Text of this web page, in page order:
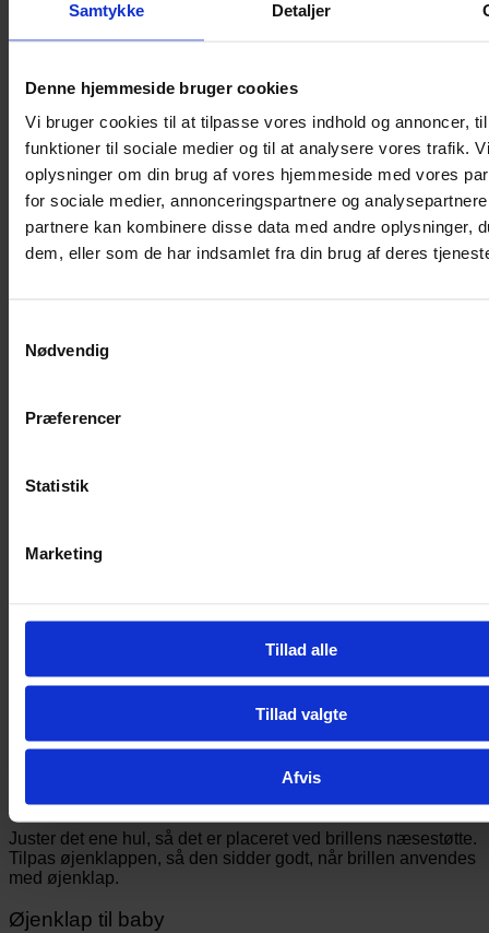
Samtykke Detaljer
Denne hjemmeside bruger cookies
Vi bruger cookies til at tilpasse vores indhold og annoncer,
funktioner til sociale medier og til at analysere vores trafik.
oplysninger om din brug af vores hjemmeside med vores
for sociale medier, annonceringspartnere og
partnere kan kombinere disse data med andre oplysninger,
dem, eller som de har indsamlet fra din brug af deres
Nødvendig
Præferencer
Statistik
Marketing
Tillad alle
Tillad valgte
Afvis
Glid brillearmen gennem de to små huller i den ene ende af
øjenklappen.
glasset.
Skub næsepuden gennem det lille hul, der er bag
elastikbåndet.
Her er illustreret, hvordan man sætter øjenklapper på briller
Tilpas den lille elastik, så den sidder rundt om brilleglasset
ved næsen, og øjenklappen er placeret bag glasset.
Skub næsepuden gennem det lille hul, der er bag
Juster det ene hul, så det er placeret ved brillens næsestøtte.
Tilpas øjenklappen, så den sidder godt, når brillen anvendes
med øjenklap.
Øjenklap til baby